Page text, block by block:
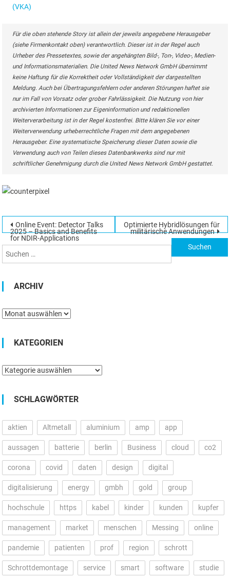
(VKA)
Für die oben stehende Story ist allein der jeweils angegebene Herausgeber
(siehe Firmenkontakt oben) verantwortlich. Dieser ist in der Regel auch
Urheber des Pressetextes, sowie der angehängten Bild-, Ton-, Video-, Medien-
und Informationsmaterialien. Die United News Network GmbH übernimmt
keine Haftung für die Korrektheit oder Vollständigkeit der dargestellten
Meldung. Auch bei Übertragungsfehlern oder anderen Störungen haftet sie
nur im Fall von Vorsatz oder grober Fahrlässigkeit. Die Nutzung von hier
archivierten Informationen zur Eigeninformation und redaktionellen
Weiterverarbeitung ist in der Regel kostenfrei. Bitte klären Sie vor einer
Weiterverwendung urheberrechtliche Fragen mit dem angegebenen
Herausgeber. Eine systematische Speicherung dieser Daten sowie die
Verwendung auch von Teilen dieses Datenbankwerks sind nur mit
schriftlicher Genehmigung durch die United News Network GmbH gestattet.
Beitragsnavigation
Online Event: Detector Talks
2025 – Basics and Benefits
for NDIR-Applications
Optimierte Hybridlösungen für
militärische Anwendungen
Suchen
ARCHIV
Archiv
KATEGORIEN
Kategorien
SCHLAGWÖRTER
aktien Altmetall aluminium amp app
aussagen batterie berlin Business cloud co2
corona covid daten design digital
digitalisierung energy gmbh gold group
hochschule https kabel kinder kunden kupfer
management market menschen Messing online
pandemie patienten prof region schrott
Schrottdemontage service smart software studie